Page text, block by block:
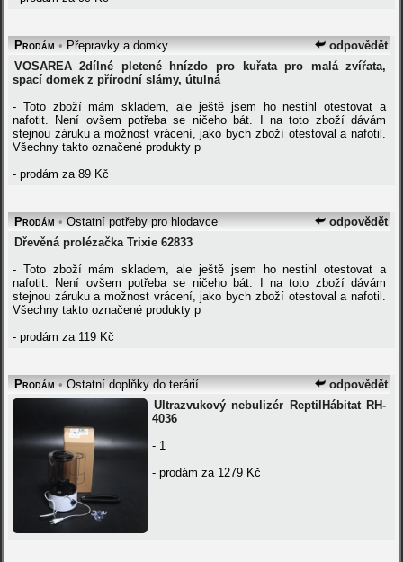
odpovědět
Prodám •Přepravky a domky
VOSAREA 2dílné pletené hnízdo pro kuřata pro malá zvířata,
spací domek z přírodní slámy, útulná
- Toto zboží mám skladem, ale ještě jsem ho nestihl otestovat a
nafotit. Není ovšem potřeba se ničeho bát. I na toto zboží dávám
stejnou záruku a možnost vrácení, jako bych zboží otestoval a nafotil.
Všechny takto označené produkty p
- prodám za 89 Kč
odpovědět
Prodám •Ostatní potřeby pro hlodavce
Dřevěná prolézačka Trixie 62833
- Toto zboží mám skladem, ale ještě jsem ho nestihl otestovat a
nafotit. Není ovšem potřeba se ničeho bát. I na toto zboží dávám
stejnou záruku a možnost vrácení, jako bych zboží otestoval a nafotil.
Všechny takto označené produkty p
- prodám za 119 Kč
odpovědět
Prodám •Ostatní doplňky do terárií
Ultrazvukový nebulizér ReptilHábitat RH-
4036
- 1
- prodám za 1279 Kč